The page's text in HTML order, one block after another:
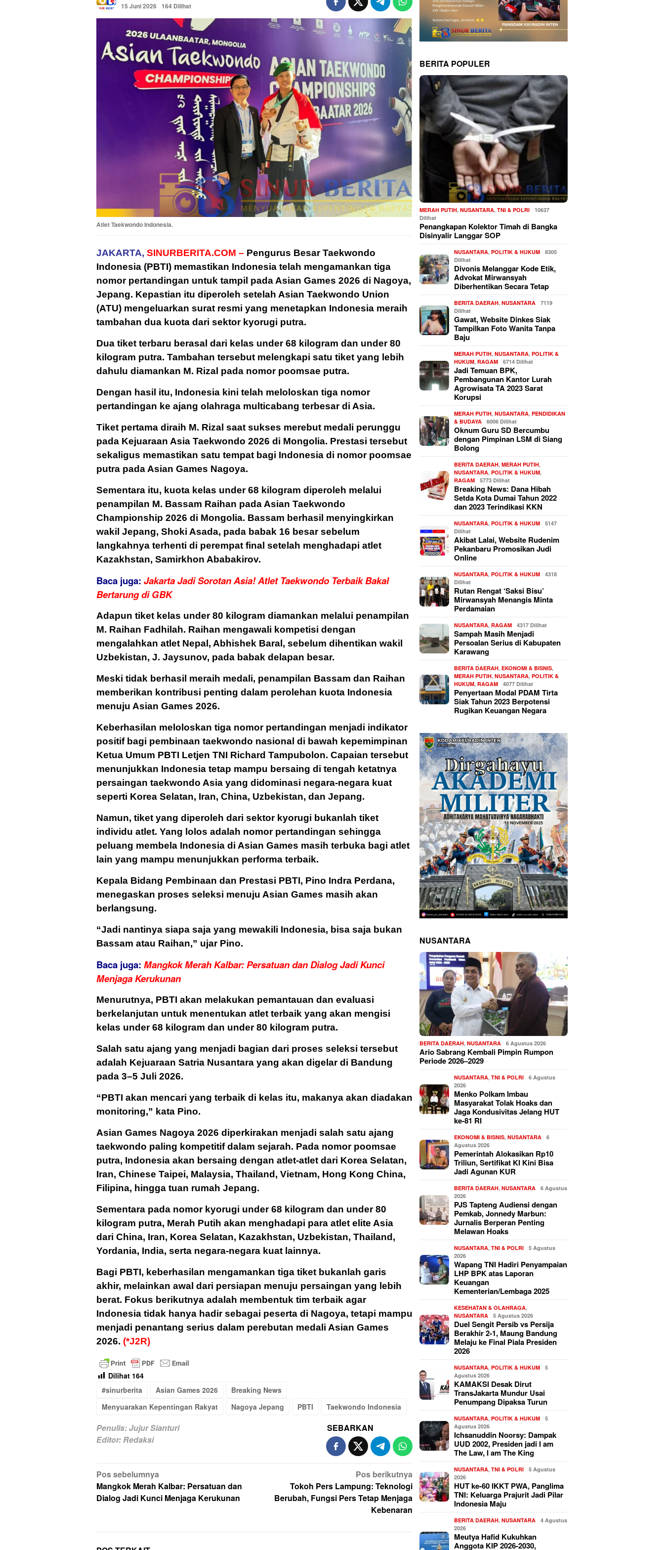
15 Juni 2026
164 Dilihat
Atlet Taekwondo Indonesia.
JAKARTA, SINURBERITA.COM – Pengurus Besar Taekwondo
Indonesia (PBTI) memastikan Indonesia telah mengamankan tiga
nomor pertandingan untuk tampil pada Asian Games 2026 di Nagoya,
Jepang. Kepastian itu diperoleh setelah Asian Taekwondo Union
(ATU) mengeluarkan surat resmi yang menetapkan Indonesia meraih
tambahan dua kuota dari sektor kyorugi putra.
Dua tiket terbaru berasal dari kelas under 68 kilogram dan under 80
kilogram putra. Tambahan tersebut melengkapi satu tiket yang lebih
dahulu diamankan M. Rizal pada nomor poomsae putra.
Dengan hasil itu, Indonesia kini telah meloloskan tiga nomor
pertandingan ke ajang olahraga multicabang terbesar di Asia.
Tiket pertama diraih M. Rizal saat sukses merebut medali perunggu
pada Kejuaraan Asia Taekwondo 2026 di Mongolia. Prestasi tersebut
sekaligus memastikan satu tempat bagi Indonesia di nomor poomsae
putra pada Asian Games Nagoya.
Sementara itu, kuota kelas under 68 kilogram diperoleh melalui
penampilan M. Bassam Raihan pada Asian Taekwondo
Championship 2026 di Mongolia. Bassam berhasil menyingkirkan
wakil Jepang, Shoki Asada, pada babak 16 besar sebelum
langkahnya terhenti di perempat final setelah menghadapi atlet
Kazakhstan, Samirkhon Ababakirov.
Baca juga: Jakarta Jadi Sorotan Asia! Atlet Taekwondo Terbaik Bakal
Bertarung di GBK
Adapun tiket kelas under 80 kilogram diamankan melalui penampilan
M. Raihan Fadhilah. Raihan mengawali kompetisi dengan
mengalahkan atlet Nepal, Abhishek Baral, sebelum dihentikan wakil
Uzbekistan, J. Jaysunov, pada babak delapan besar.
Meski tidak berhasil meraih medali, penampilan Bassam dan Raihan
memberikan kontribusi penting dalam perolehan kuota Indonesia
menuju Asian Games 2026.
Keberhasilan meloloskan tiga nomor pertandingan menjadi indikator
positif bagi pembinaan taekwondo nasional di bawah kepemimpinan
Ketua Umum PBTI Letjen TNI Richard Tampubolon. Capaian tersebut
menunjukkan Indonesia tetap mampu bersaing di tengah ketatnya
persaingan taekwondo Asia yang didominasi negara-negara kuat
seperti Korea Selatan, Iran, China, Uzbekistan, dan Jepang.
Namun, tiket yang diperoleh dari sektor kyorugi bukanlah tiket
individu atlet. Yang lolos adalah nomor pertandingan sehingga
peluang membela Indonesia di Asian Games masih terbuka bagi atlet
lain yang mampu menunjukkan performa terbaik.
Kepala Bidang Pembinaan dan Prestasi PBTI, Pino Indra Perdana,
menegaskan proses seleksi menuju Asian Games masih akan
berlangsung.
“Jadi nantinya siapa saja yang mewakili Indonesia, bisa saja bukan
Bassam atau Raihan,” ujar Pino.
Baca juga: Mangkok Merah Kalbar: Persatuan dan Dialog Jadi Kunci
Menjaga Kerukunan
Menurutnya, PBTI akan melakukan pemantauan dan evaluasi
berkelanjutan untuk menentukan atlet terbaik yang akan mengisi
kelas under 68 kilogram dan under 80 kilogram putra.
Salah satu ajang yang menjadi bagian dari proses seleksi tersebut
adalah Kejuaraan Satria Nusantara yang akan digelar di Bandung
pada 3–5 Juli 2026.
“PBTI akan mencari yang terbaik di kelas itu, makanya akan diadakan
monitoring,” kata Pino.
Asian Games Nagoya 2026 diperkirakan menjadi salah satu ajang
taekwondo paling kompetitif dalam sejarah. Pada nomor poomsae
putra, Indonesia akan bersaing dengan atlet-atlet dari Korea Selatan,
Iran, Chinese Taipei, Malaysia, Thailand, Vietnam, Hong Kong China,
Filipina, hingga tuan rumah Jepang.
Sementara pada nomor kyorugi under 68 kilogram dan under 80
kilogram putra, Merah Putih akan menghadapi para atlet elite Asia
dari China, Iran, Korea Selatan, Kazakhstan, Uzbekistan, Thailand,
Yordania, India, serta negara-negara kuat lainnya.
Bagi PBTI, keberhasilan mengamankan tiga tiket bukanlah garis
akhir, melainkan awal dari persiapan menuju persaingan yang lebih
berat. Fokus berikutnya adalah membentuk tim terbaik agar
Indonesia tidak hanya hadir sebagai peserta di Nagoya, tetapi mampu
menjadi penantang serius dalam perebutan medali Asian Games
2026. (*J2R)
Dilihat 164
#sinurberita
Asian Games 2026
Breaking News
Menyuarakan Kepentingan Rakyat
Nagoya Jepang PBTI Taekwondo Indonesia
Penulis: Jujur Sianturi
Editor: Redaksi
SEBARKAN
Navigasi
pos
Pos sebelumnya
Mangkok Merah Kalbar: Persatuan dan
Dialog Jadi Kunci Menjaga Kerukunan
Pos berikutnya
Tokoh Pers Lampung: Teknologi
Berubah, Fungsi Pers Tetap Menjaga
Kebenaran
BERITA POPULER
MERAH PUTIH,NUSANTARA,TNI & POLRI
10637
Dilihat
Penangkapan Kolektor Timah di Bangka
Disinyalir Langgar SOP
NUSANTARA,POLITIK & HUKUM
8305
Dilihat
Divonis Melanggar Kode Etik,
Advokat Mirwansyah
Diberhentikan Secara Tetap
BERITA DAERAH,NUSANTARA
7119
Dilihat
Gawat, Website Dinkes Siak
Tampilkan Foto Wanita Tanpa
Baju
MERAH PUTIH,NUSANTARA,POLITIK &
HUKUM,RAGAM 6714 Dilihat
Jadi Temuan BPK,
Pembangunan Kantor Lurah
Agrowisata TA 2023 Sarat
Korupsi
MERAH PUTIH,NUSANTARA,PENDIDIKAN
& BUDAYA
6006 Dilihat
Oknum Guru SD Bercumbu
dengan Pimpinan LSM di Siang
Bolong
BERITA DAERAH,MERAH PUTIH,
NUSANTARA,POLITIK & HUKUM,
RAGAM
5773 Dilihat
Breaking News: Dana Hibah
Setda Kota Dumai Tahun 2022
dan 2023 Terindikasi KKN
NUSANTARA,POLITIK & HUKUM
5147
Dilihat
Akibat Lalai, Website Rudenim
Pekanbaru Promosikan Judi
Online
NUSANTARA,POLITIK & HUKUM
4318
Dilihat
Rutan Rengat ‘Saksi Bisu’
Mirwansyah Menangis Minta
Perdamaian
NUSANTARA,RAGAM 4317 Dilihat
Sampah Masih Menjadi
Persoalan Serius di Kabupaten
Karawang
BERITA DAERAH,EKONOMI & BISNIS,
MERAH PUTIH,NUSANTARA,POLITIK &
HUKUM,RAGAM 4077 Dilihat
Penyertaan Modal PDAM Tirta
Siak Tahun 2023 Berpotensi
Rugikan Keuangan Negara
NUSANTARA
BERITA DAERAH,NUSANTARA 6 Agustus 2026
Ario Sabrang Kembali Pimpin Rumpon
Periode 2026–2029
NUSANTARA,TNI & POLRI
6 Agustus
2026
Menko Polkam Imbau
Masyarakat Tolak Hoaks dan
Jaga Kondusivitas Jelang HUT
ke-81 RI
EKONOMI & BISNIS,NUSANTARA
6
Agustus 2026
Pemerintah Alokasikan Rp10
Triliun, Sertifikat KI Kini Bisa
Jadi Agunan KUR
BERITA DAERAH,NUSANTARA
6 Agustus
2026
PJS Tapteng Audiensi dengan
Pemkab, Jonnedy Marbun:
Jurnalis Berperan Penting
Melawan Hoaks
NUSANTARA,TNI & POLRI
5 Agustus
2026
Wapang TNI Hadiri Penyampaian
LHP BPK atas Laporan
Keuangan
Kementerian/Lembaga 2025
KESEHATAN & OLAHRAGA,
NUSANTARA
5 Agustus 2026
Duel Sengit Persib vs Persija
Berakhir 2-1, Maung Bandung
Melaju ke Final Piala Presiden
2026
NUSANTARA,POLITIK & HUKUM
5
Agustus 2026
KAMAKSI Desak Dirut
TransJakarta Mundur Usai
Penumpang Dipaksa Turun
NUSANTARA,POLITIK & HUKUM
5
Agustus 2026
Ichsanuddin Noorsy: Dampak
UUD 2002, Presiden jadi I am
The Law, I am The King
NUSANTARA,TNI & POLRI
5 Agustus
2026
HUT ke-60 IKKT PWA, Panglima
TNI: Keluarga Prajurit Jadi Pilar
Indonesia Maju
BERITA DAERAH,NUSANTARA
4 Agustus
2026
Meutya Hafid Kukuhkan
Anggota KIP 2026-2030,